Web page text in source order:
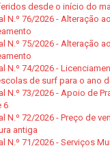
desde o início do
N.º 76/2026 - Alteração
N.º 75/2026 - Alteração
N.º 74/2026 -
de surf para o ano
N.º 73/2026 - Apoio de
6
N.º 72/2026 - Preço de
antiga
N.º 71/2026 - Serviços